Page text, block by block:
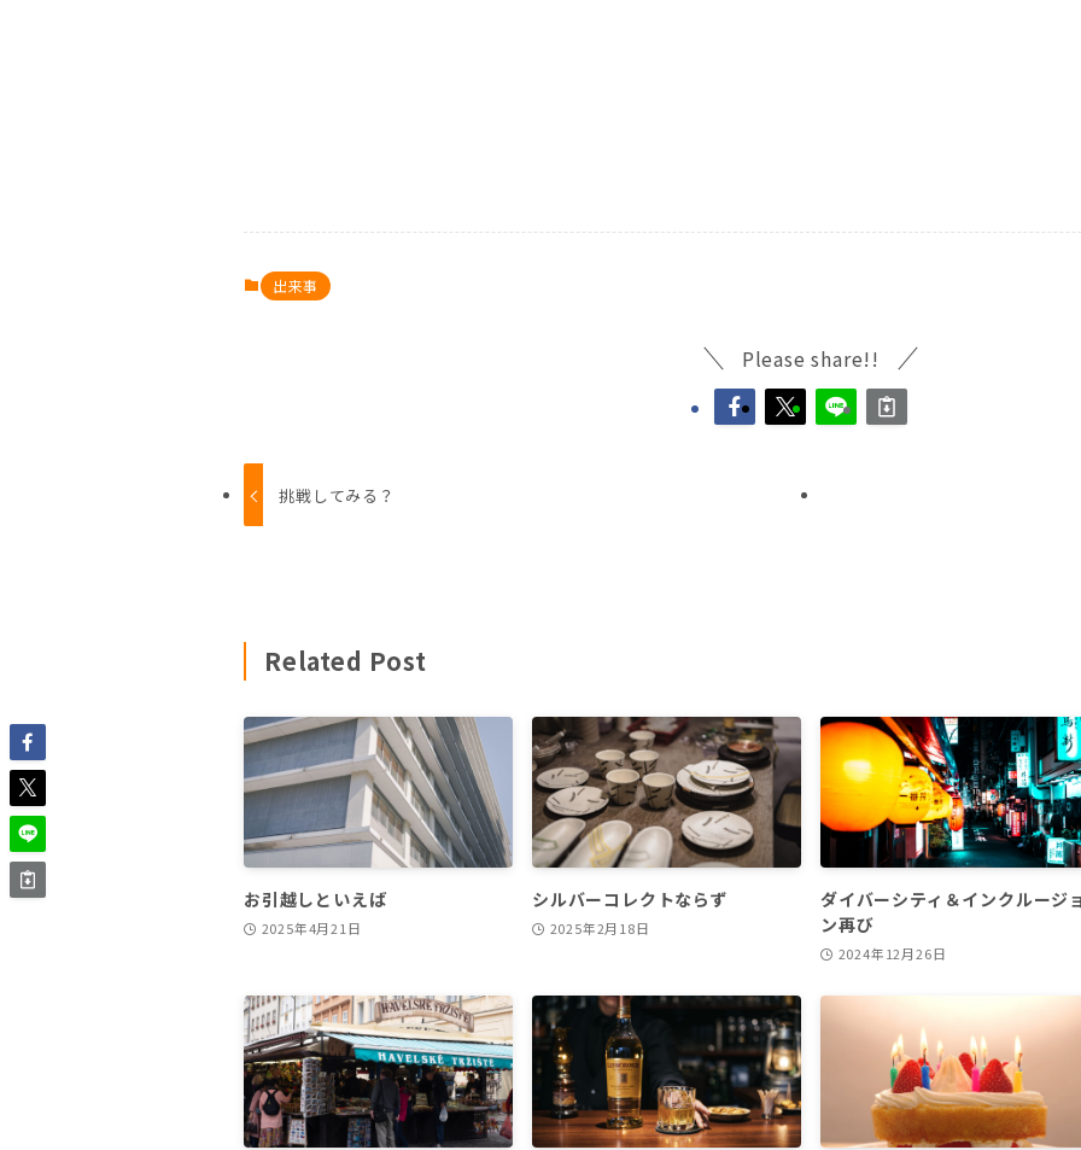
出来事
Please share!!
挑戦してみる？
Related Post
お引越しといえば
2025年4月21日
シルバーコレクトならず
2025年2月18日
ダイバーシティ＆インクルージ
ン再び
2024年12月26日